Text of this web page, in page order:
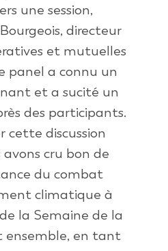
une session,
directeur
et mutuelles
panel a connu un
et a sucité un
des participants.
discussion
cru bon de
du combat
climatique à
la Semaine de la
ensemble, en tant